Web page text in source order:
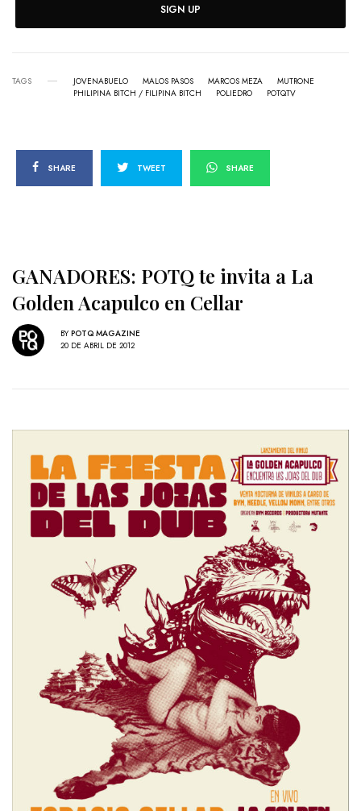
SIGN UP
TAGS JOVENABUELO MALOS PASOS MARCOS MEZA
MUTRONE
PHILIPINA BITCH / FILIPINA BITCH
POLIEDRO POTQTV
SHARE TWEET SHARE
GANADORES: POTQ te invita a La
Golden Acapulco en Cellar
BY POTQ MAGAZINE
20 DE ABRIL DE 2012